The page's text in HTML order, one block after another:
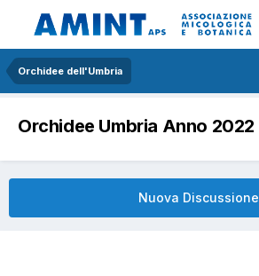
Orchidee dell'Umbria
Orchidee Umbria Anno 2022
Nuova Discussione